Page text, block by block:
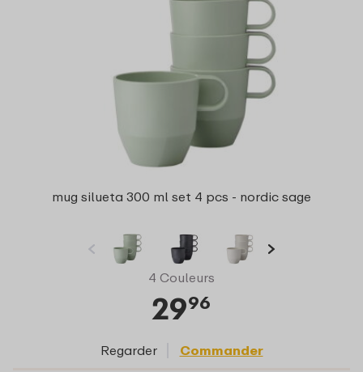
mug silueta 300 ml set 4 pcs - nordic sage
4 Couleurs
2996
Regarder Commander